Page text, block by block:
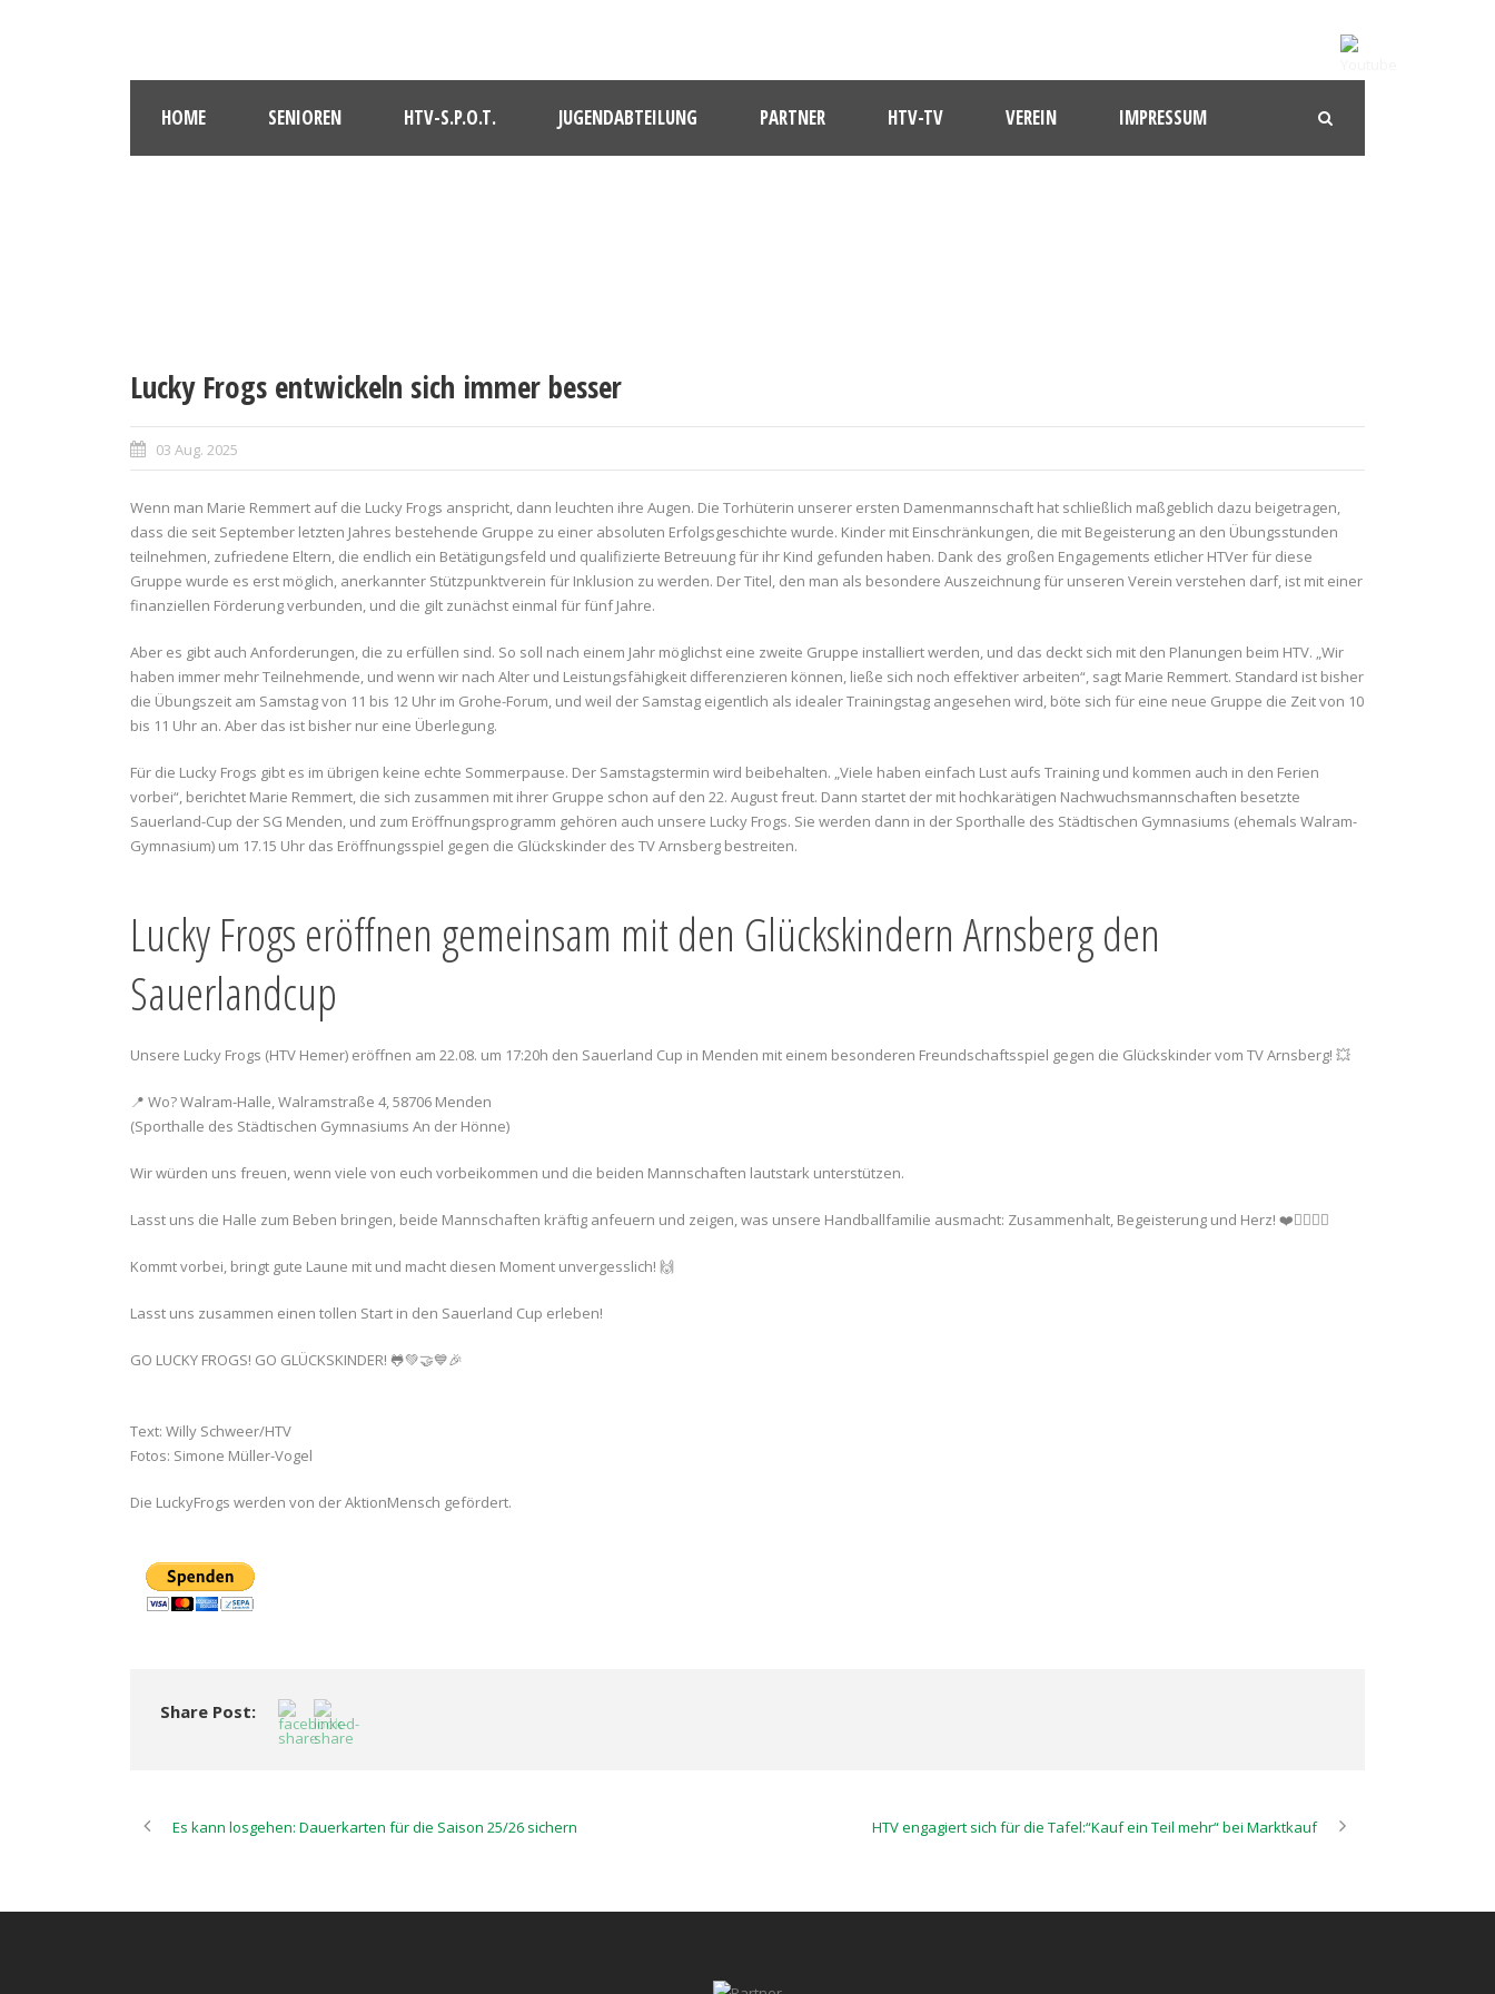
HOME SENIOREN HTV-S.P.O.T. JUGENDABTEILUNG PARTNER HTV-TV VEREIN IMPRESSUM
Lucky Frogs entwickeln sich immer besser
03 Aug. 2025
Wenn man Marie Remmert auf die Lucky Frogs anspricht, dann leuchten ihre Augen. Die Torhüterin unserer ersten Damenmannschaft hat schließlich maßgeblich dazu beigetragen,
dass die seit September letzten Jahres bestehende Gruppe zu einer absoluten Erfolgsgeschichte wurde. Kinder mit Einschränkungen, die mit Begeisterung an den Übungsstunden
teilnehmen, zufriedene Eltern, die endlich ein Betätigungsfeld und qualifizierte Betreuung für ihr Kind gefunden haben. Dank des großen Engagements etlicher HTVer für diese
Gruppe wurde es erst möglich, anerkannter Stützpunktverein für Inklusion zu werden. Der Titel, den man als besondere Auszeichnung für unseren Verein verstehen darf, ist mit einer
finanziellen Förderung verbunden, und die gilt zunächst einmal für fünf Jahre.
Aber es gibt auch Anforderungen, die zu erfüllen sind. So soll nach einem Jahr möglichst eine zweite Gruppe installiert werden, und das deckt sich mit den Planungen beim HTV. „Wir
haben immer mehr Teilnehmende, und wenn wir nach Alter und Leistungsfähigkeit differenzieren können, ließe sich noch effektiver arbeiten“, sagt Marie Remmert. Standard ist bisher
die Übungszeit am Samstag von 11 bis 12 Uhr im Grohe-Forum, und weil der Samstag eigentlich als idealer Trainingstag angesehen wird, böte sich für eine neue Gruppe die Zeit von 10
bis 11 Uhr an. Aber das ist bisher nur eine Überlegung.
Für die Lucky Frogs gibt es im übrigen keine echte Sommerpause. Der Samstagstermin wird beibehalten. „Viele haben einfach Lust aufs Training und kommen auch in den Ferien
vorbei“, berichtet Marie Remmert, die sich zusammen mit ihrer Gruppe schon auf den 22. August freut. Dann startet der mit hochkarätigen Nachwuchsmannschaften besetzte
Sauerland-Cup der SG Menden, und zum Eröffnungsprogramm gehören auch unsere Lucky Frogs. Sie werden dann in der Sporthalle des Städtischen Gymnasiums (ehemals Walram-
Gymnasium) um 17.15 Uhr das Eröffnungsspiel gegen die Glückskinder des TV Arnsberg bestreiten.
Lucky Frogs eröffnen gemeinsam mit den Glückskindern Arnsberg den
Sauerlandcup
Unsere Lucky Frogs (HTV Hemer) eröffnen am 22.08. um 17:20h den Sauerland Cup in Menden mit einem besonderen Freundschaftsspiel gegen die Glückskinder vom TV Arnsberg! 💥
📍 Wo? Walram-Halle, Walramstraße 4, 58706 Menden
(Sporthalle des Städtischen Gymnasiums An der Hönne)
Wir würden uns freuen, wenn viele von euch vorbeikommen und die beiden Mannschaften lautstark unterstützen.
Lasst uns die Halle zum Beben bringen, beide Mannschaften kräftig anfeuern und zeigen, was unsere Handballfamilie ausmacht: Zusammenhalt, Begeisterung und Herz! ❤️🤾‍♂️🤾‍♀️
Kommt vorbei, bringt gute Laune mit und macht diesen Moment unvergesslich! 🙌
Lasst uns zusammen einen tollen Start in den Sauerland Cup erleben!
GO LUCKY FROGS! GO GLÜCKSKINDER! 🐸💚🤝💙🎉
Text: Willy Schweer/HTV
Fotos: Simone Müller-Vogel
Die LuckyFrogs werden von der AktionMensch gefördert.
Share Post:
Es kann losgehen: Dauerkarten für die Saison 25/26 sichern HTV engagiert sich für die Tafel:“Kauf ein Teil mehr“ bei Marktkauf